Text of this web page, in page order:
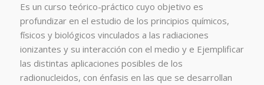
Es un curso teórico-práctico cuyo objetivo es
profundizar en el estudio de los principios químicos,
físicos y biológicos vinculados a las radiaciones
ionizantes y su interacción con el medio y e Ejemplificar
las distintas aplicaciones posibles de los
radionucleidos, con énfasis en las que se desarrollan